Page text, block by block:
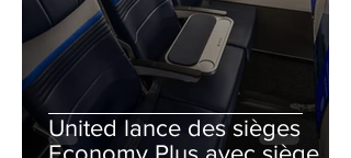
United lance des sièges